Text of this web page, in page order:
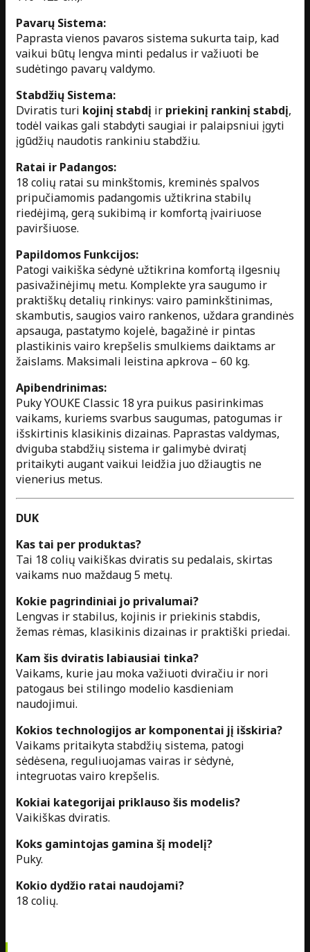
Pavarų Sistema:
Paprasta vienos pavaros sistema sukurta taip, kad
vaikui būtų lengva minti pedalus ir važiuoti be
sudėtingo pavarų valdymo.
Stabdžių Sistema:
Dviratis turi kojinį stabdį ir priekinį rankinį stabdį,
todėl vaikas gali stabdyti saugiai ir palaipsniui įgyti
įgūdžių naudotis rankiniu stabdžiu.
Ratai ir Padangos:
18 colių ratai su minkštomis, kreminės spalvos
pripučiamomis padangomis užtikrina stabilų
riedėjimą, gerą sukibimą ir komfortą įvairiuose
paviršiuose.
Papildomos Funkcijos:
Patogi vaikiška sėdynė užtikrina komfortą ilgesnių
pasivažinėjimų metu. Komplekte yra saugumo ir
praktiškų detalių rinkinys: vairo paminkštinimas,
skambutis, saugios vairo rankenos, uždara grandinės
apsauga, pastatymo kojelė, bagažinė ir pintas
plastikinis vairo krepšelis smulkiems daiktams ar
žaislams. Maksimali leistina apkrova – 60 kg.
Apibendrinimas:
Puky YOUKE Classic 18 yra puikus pasirinkimas
vaikams, kuriems svarbus saugumas, patogumas ir
išskirtinis klasikinis dizainas. Paprastas valdymas,
dviguba stabdžių sistema ir galimybė dviratį
pritaikyti augant vaikui leidžia juo džiaugtis ne
vienerius metus.
DUK
Kas tai per produktas?
Tai 18 colių vaikiškas dviratis su pedalais, skirtas
vaikams nuo maždaug 5 metų.
Kokie pagrindiniai jo privalumai?
Lengvas ir stabilus, kojinis ir priekinis stabdis,
žemas rėmas, klasikinis dizainas ir praktiški priedai.
Kam šis dviratis labiausiai tinka?
Vaikams, kurie jau moka važiuoti dviračiu ir nori
patogaus bei stilingo modelio kasdieniam
naudojimui.
Kokios technologijos ar komponentai jį išskiria?
Vaikams pritaikyta stabdžių sistema, patogi
sėdėsena, reguliuojamas vairas ir sėdynė,
integruotas vairo krepšelis.
Kokiai kategorijai priklauso šis modelis?
Vaikiškas dviratis.
Koks gamintojas gamina šį modelį?
Puky.
Kokio dydžio ratai naudojami?
18 colių.